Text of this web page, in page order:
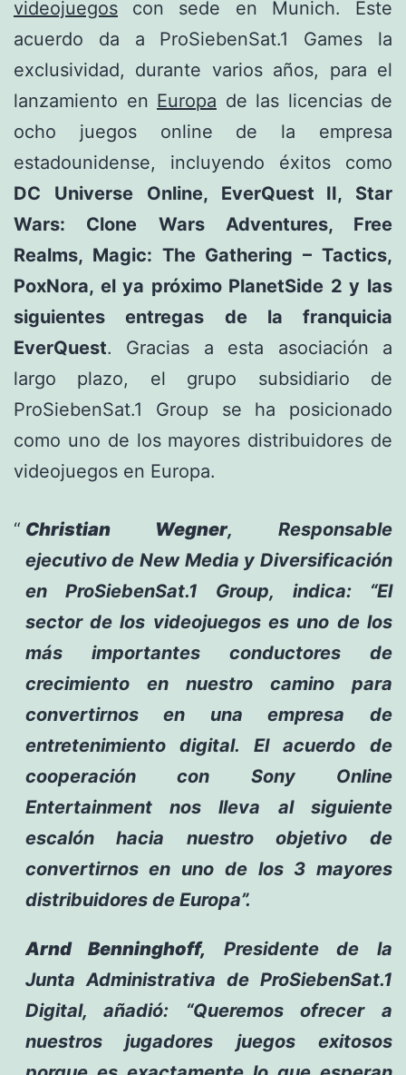
videojuegos con sede en Munich. Este
acuerdo da a ProSiebenSat.1 Games la
exclusividad, durante varios años, para el
lanzamiento en Europa de las licencias de
ocho juegos online de la empresa
estadounidense, incluyendo éxitos como
DC Universe Online, EverQuest
II, Star
Wars: Clone Wars Adventures, Free
Realms, Magic: The Gathering – Tactics,
PoxNora, el ya próximo PlanetSide 2 y las
siguientes entregas de la franquicia
EverQuest. Gracias a esta asociación a
largo plazo, el grupo subsidiario de
ProSiebenSat.1 Group se ha posicionado
como uno de los mayores distribuidores de
videojuegos en Europa.
Christian Wegner, Responsable
ejecutivo de New Media y Diversificación
en ProSiebenSat.1 Group, indica: “El
sector de los videojuegos es uno de los
más importantes conductores de
crecimiento en nuestro camino para
convertirnos en una empresa de
entretenimiento digital. El acuerdo de
cooperación con Sony Online
Entertainment nos lleva al siguiente
escalón hacia nuestro objetivo de
convertirnos en uno de los 3 mayores
distribuidores de Europa”.
Arnd Benninghoff, Presidente de la
Junta Administrativa de ProSiebenSat.1
Digital, añadió: “Queremos ofrecer a
nuestros jugadores juegos exitosos